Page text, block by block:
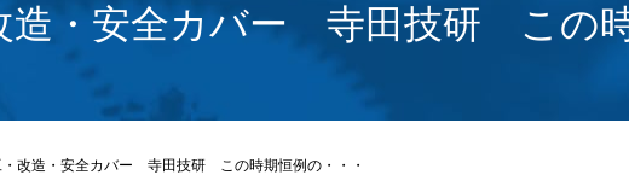
造・安全カバー 寺田技研 この
・改造・安全カバー 寺田技研 この時期恒例の・・・